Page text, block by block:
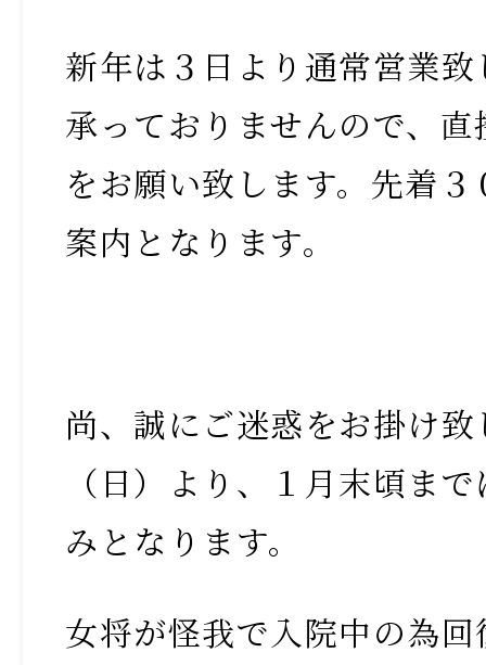
新年は３日より通常営業
承っておりませんので、
をお願い致します。先着
案内となります。
尚、誠にご迷惑をお掛け
（日）より、１月末頃ま
みとなります。
女将が怪我で入院中の為